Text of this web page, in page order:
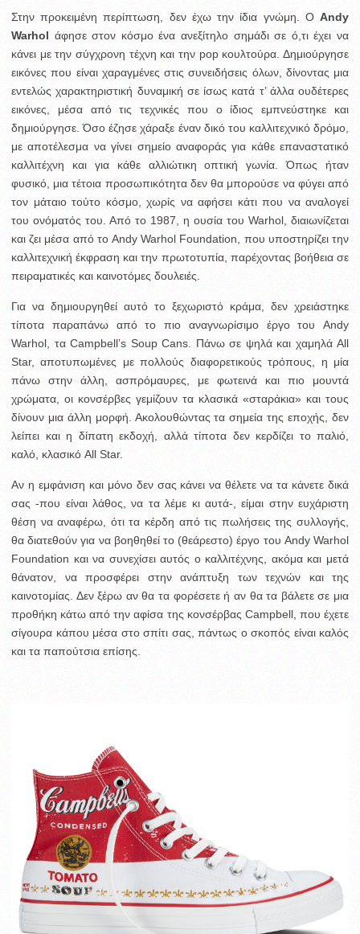
Στην προκειμένη περίπτωση, δεν έχω την ίδια γνώμη. Ο Andy
Warhol άφησε στον κόσμο ένα ανεξίτηλο σημάδι σε ό,τι έχει να
κάνει με την σύγχρονη τέχνη και την pop κουλτούρα. Δημιούργησε
εικόνες που είναι χαραγμένες στις συνειδήσεις όλων, δίνοντας μια
εντελώς χαρακτηριστική δυναμική σε ίσως κατά τ’ άλλα ουδέτερες
εικόνες, μέσα από τις τεχνικές που ο ίδιος εμπνεύστηκε και
δημιούργησε. Όσο έζησε χάραξε έναν δικό του καλλιτεχνικό δρόμο,
με αποτέλεσμα να γίνει σημείο αναφοράς για κάθε επαναστατικό
καλλιτέχνη και για κάθε αλλιώτικη οπτική γωνία. Όπως ήταν
φυσικό, μια τέτοια προσωπικότητα δεν θα μπορούσε να φύγει από
τον μάταιο τούτο κόσμο, χωρίς να αφήσει κάτι που να αναλογεί
του ονόματός του. Από το 1987, η ουσία του Warhol, διαιωνίζεται
και ζει μέσα από το Andy Warhol Foundation, που υποστηρίζει την
καλλιτεχνική έκφραση και την πρωτοτυπία, παρέχοντας βοήθεια σε
πειραματικές και καινοτόμες δουλειές.
Για να δημιουργηθεί αυτό το ξεχωριστό κράμα, δεν χρειάστηκε
τίποτα παραπάνω από το πιο αναγνωρίσιμο έργο του Andy
Warhol, τα Campbell’s Soup Cans. Πάνω σε ψηλά και χαμηλά All
Star, αποτυπωμένες με πολλούς διαφορετικούς τρόπους, η μία
πάνω στην άλλη, ασπρόμαυρες, με φωτεινά και πιο μουντά
χρώματα, οι κονσέρβες γεμίζουν τα κλασικά «σταράκια» και τους
δίνουν μια άλλη μορφή. Ακολουθώντας τα σημεία της εποχής, δεν
λείπει και η δίπατη εκδοχή, αλλά τίποτα δεν κερδίζει το παλιό,
καλό, κλασικό All Star.
Αν η εμφάνιση και μόνο δεν σας κάνει να θέλετε να τα κάνετε δικά
σας -που είναι λάθος, να τα λέμε κι αυτά-, είμαι στην ευχάριστη
θέση να αναφέρω, ότι τα κέρδη από τις πωλήσεις της συλλογής,
θα διατεθούν για να βοηθηθεί το (θεάρεστο) έργο του Andy Warhol
Foundation και να συνεχίσει αυτός ο καλλιτέχνης, ακόμα και μετά
θάνατον, να προσφέρει στην ανάπτυξη των τεχνών και της
καινοτομίας. Δεν ξέρω αν θα τα φορέσετε ή αν θα τα βάλετε σε μια
προθήκη κάτω από την αφίσα της κονσέρβας Campbell, που έχετε
σίγουρα κάπου μέσα στο σπίτι σας, πάντως ο σκοπός είναι καλός
και τα παπούτσια επίσης.